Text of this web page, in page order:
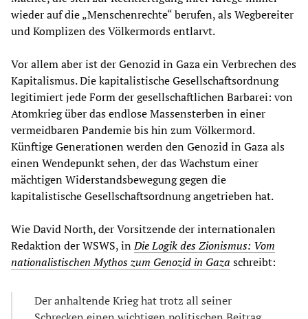
wieder auf die „Menschenrechte“ berufen, als Wegbereiter
und Komplizen des Völkermords entlarvt.
Vor allem aber ist der Genozid in Gaza ein Verbrechen des
Kapitalismus. Die kapitalistische Gesellschaftsordnung
legitimiert jede Form der gesellschaftlichen Barbarei: von
Atomkrieg über das endlose Massensterben in einer
vermeidbaren Pandemie bis hin zum Völkermord.
Künftige Generationen werden den Genozid in Gaza als
einen Wendepunkt sehen, der das Wachstum einer
mächtigen Widerstandsbewegung gegen die
kapitalistische Gesellschaftsordnung angetrieben hat.
Wie David North, der Vorsitzende der internationalen
Redaktion der WSWS, inDie Logik des Zionismus: Vom
nationalistischen Mythos zum Genozid in Gaza schreibt:
Der anhaltende Krieg hat trotz all seiner